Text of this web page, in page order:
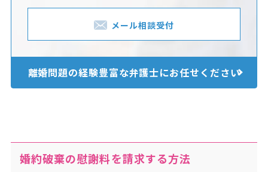
メール相談受付
離婚問題の経験豊富な弁護士にお任せください
婚約破棄の慰謝料を請求する方法